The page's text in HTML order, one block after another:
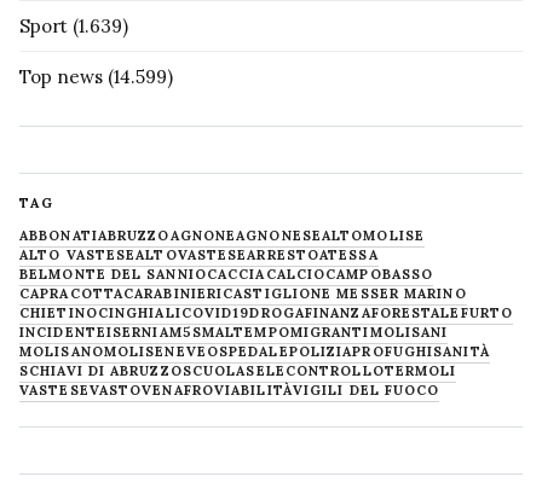
Sport (1.639)
Top news (14.599)
TAG
ABBONATIABRUZZOAGNONEAGNONESEALTOMOLISE
ALTO VASTESEALTOVASTESEARRESTOATESSA
BELMONTE DEL SANNIOCACCIACALCIOCAMPOBASSO
CAPRACOTTACARABINIERICASTIGLIONE MESSER MARINO
CHIETINOCINGHIALICOVID19DROGAFINANZAFORESTALE FURTO
INCIDENTEISERNIAM5SMALTEMPOMIGRANTIMOLISANI
MOLISANOMOLISENEVE OSPEDALEPOLIZIAPROFUGHISANITÀ
SCHIAVI DI ABRUZZOSCUOLASELECONTROLLOTERMOLI
VASTESEVASTOVENAFROVIABILITÀVIGILI DEL FUOCO